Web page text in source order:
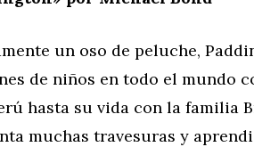
un oso de peluche,
de niños en todo el mundo
hasta su vida con la familia
muchas travesuras y